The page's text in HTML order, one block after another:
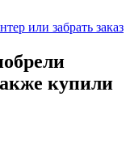
или забрать заказ
купили